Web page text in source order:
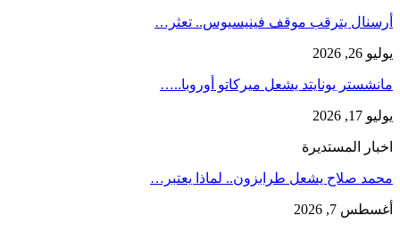
أرسنال يترقب موقف فينيسيوس.. تعثر…
يوليو 26, 2026
مانشستر يونايتد يشعل ميركاتو أوروبا..…
يوليو 17, 2026
اخبار المستديرة
محمد صلاح يشعل طرابزون.. لماذا يعتبر…
أغسطس 7, 2026